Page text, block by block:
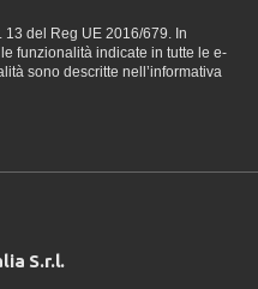
del Reg UE 2016/679. In
funzionalità indicate in tutte le e-
sono descritte nell’informativa
S.r.l.